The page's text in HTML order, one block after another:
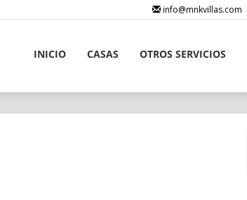
info@mnkvillas.com
INICIO CASAS OTROS SERVICIOS